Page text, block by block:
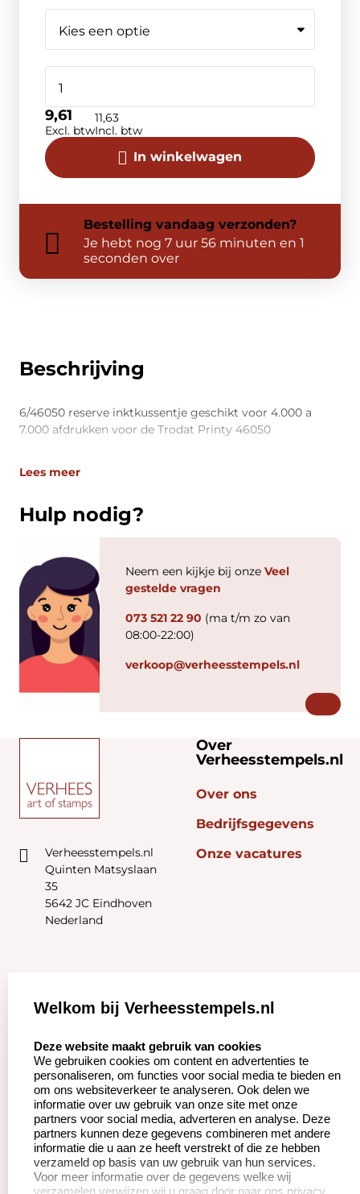
Beschrijving
6/46050 reserve inktkussentje geschikt voor 4.000 a
7.000 afdrukken voor de Trodat Printy 46050
Lees meer
Hulp nodig?
Neem een kijkje bij onze Veel
gestelde vragen
073 521 22 90 (ma t/m zo van
08:00-22:00)
verkoop@verheesstempels.nl
In winkelwagen
9,61
Excl. btw
11,63
Incl. btw
Bestelling vandaag verzonden?
Je hebt nog 7 uur 56 minuten en 1
seconden over
Verheesstempels.nl
Quinten Matsyslaan
35
5642 JC Eindhoven
Nederland
Over
Verheesstempels.nl
Over ons
Bedrijfsgegevens
Onze vacatures
Zakelijk:
Betaling &
Verzending
Wederverkoper
worden
Klantenservice:
Veel gestelde vragen
Herroepingsrecht
Retourneren
Productinformatie:
Welkom bij Verheesstempels.nl
Deze website maakt gebruik van cookies
We gebruiken cookies om content en advertenties te
personaliseren, om functies voor social media te bieden en
om ons websiteverkeer te analyseren. Ook delen we
informatie over uw gebruik van onze site met onze
partners voor social media, adverteren en analyse. Deze
partners kunnen deze gegevens combineren met andere
informatie die u aan ze heeft verstrekt of die ze hebben
verzameld op basis van uw gebruik van hun services.
Voor meer informatie over de gegevens welke wij
verzamelen verwijzen wij u graag door naar ons privacy